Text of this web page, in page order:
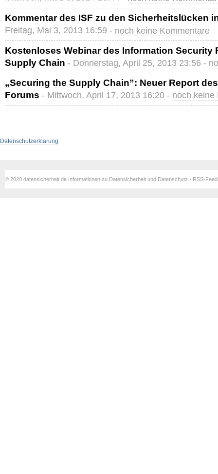
Kommentar des ISF zu den Sicherheitslücken
Freitag, Mai 3, 2013 16:59 - noch keine Kommentare
Kostenloses Webinar des Information Security
Supply Chain - Donnerstag, April 25, 2013 23:56 -
„Securing the Supply Chain”: Neuer Report
Forums - Mittwoch, April 17, 2013 16:20 - noch keine
Datenschutzerklärung
© 2020 datensicherheit.de Informationen zu Datensicherheit und Datenschutz - RSS-